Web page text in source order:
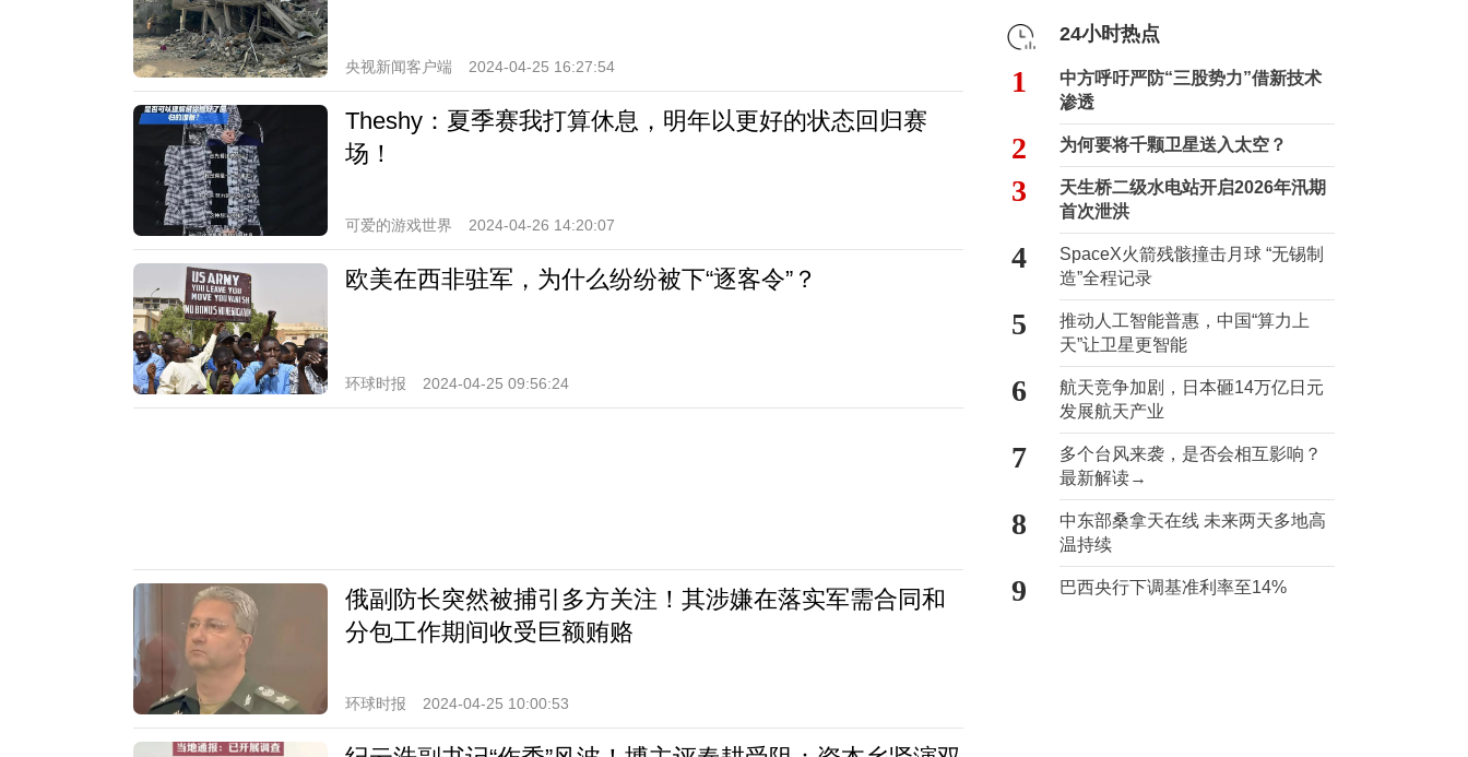
央视新闻客户端 2024-04-25 16:27:54
Theshy：夏季赛我打算休息，明年以更好的状态回归赛
场！
可爱的游戏世界 2024-04-26 14:20:07
欧美在西非驻军，为什么纷纷被下“逐客令”？
环球时报 2024-04-25 09:56:24
俄副防长突然被捕引多方关注！其涉嫌在落实军需合同和
分包工作期间收受巨额贿赂
环球时报 2024-04-25 10:00:53
24小时热点
1
中方呼吁严防“三股势力”借新技术
渗透
2 为何要将千颗卫星送入太空？
3
天生桥二级水电站开启2026年汛期
首次泄洪
4
SpaceX火箭残骸撞击月球 “无锡制
造”全程记录
5
推动人工智能普惠，中国“算力上
天”让卫星更智能
6
航天竞争加剧，日本砸14万亿日元
发展航天产业
7
多个台风来袭，是否会相互影响？
最新解读→
8
中东部桑拿天在线 未来两天多地高
温持续
9 巴西央行下调基准利率至14%